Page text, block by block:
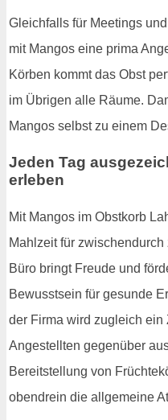
Gleichfalls für Meetings
mit Mangos eine prima
Körben kommt das Obst
im Übrigen alle Räume.
Mangos selbst zu einem
Jeden Tag
erleben
Mit Mangos im Obstkorb
Mahlzeit für
Büro bringt Freude und
Bewusstsein für gesunde
der Firma wird zugleich ein
Angestellten gegenüber
Bereitstellung von
obendrein die allgemeine